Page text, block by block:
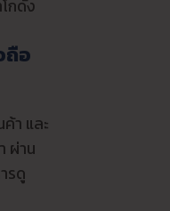
กดัง
ถือ
า และ
ผ่าน
รดู